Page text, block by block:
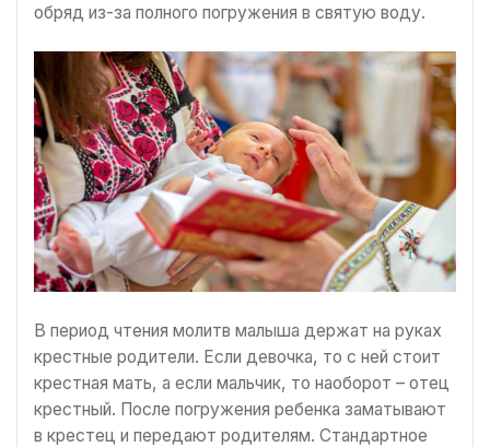
обряд из-за полного погружения в святую воду.
В период чтения молитв малыша держат на руках
крестные родители. Если девочка, то с ней стоит
крестная мать, а если мальчик, то наоборот – отец
крестный. После погружения ребенка заматывают
в крестец и передают родителям. Стандартное